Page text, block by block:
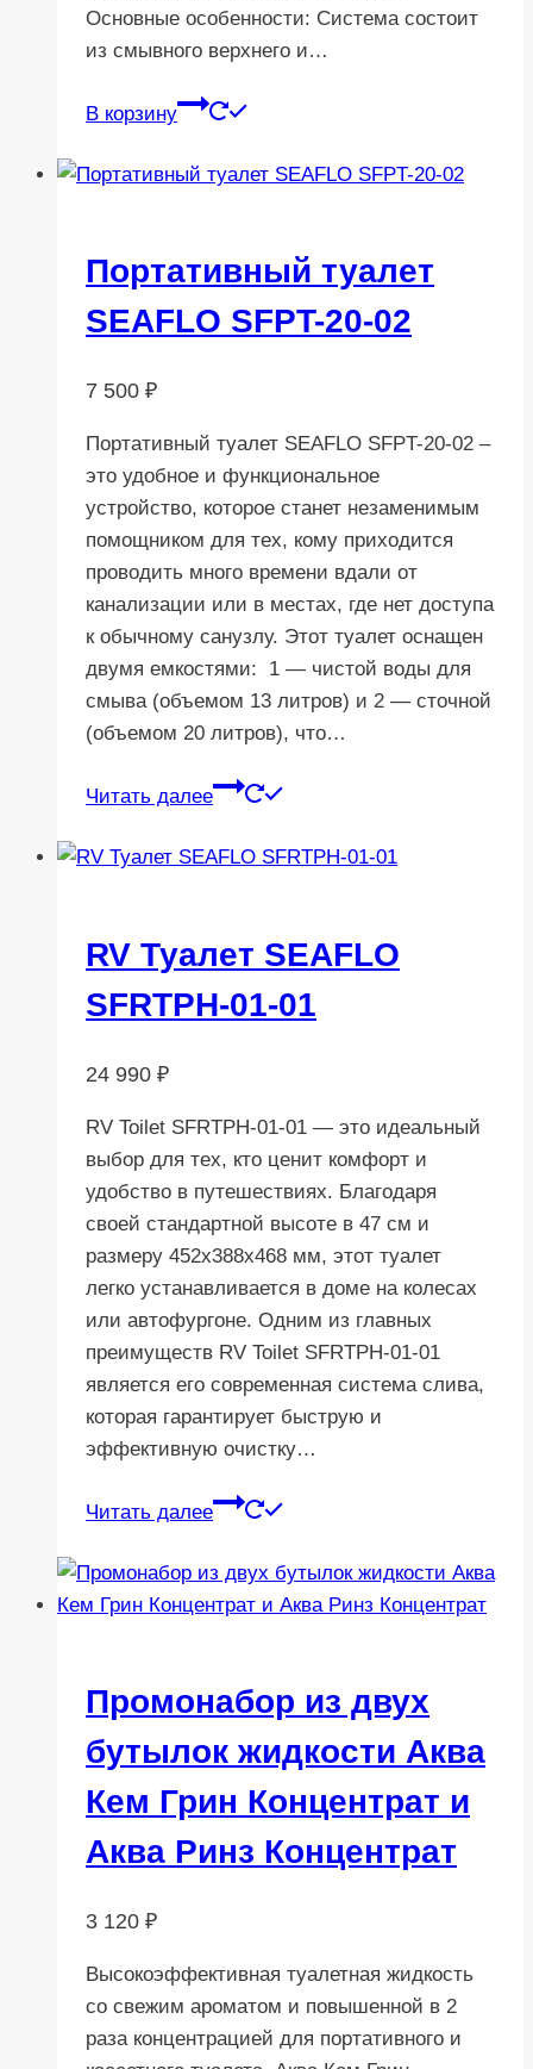
Основные особенности: Система состоит
из смывного верхнего и…
В корзину
Портативный туалет
SEAFLO SFPT-20-02
7 500 ₽
Портативный туалет SEAFLO SFPT-20-02 –
это удобное и функциональное
устройство, которое станет незаменимым
помощником для тех, кому приходится
проводить много времени вдали от
канализации или в местах, где нет доступа
к обычному санузлу. Этот туалет оснащен
двумя емкостями: 1 — чистой воды для
смыва (объемом 13 литров) и 2 — сточной
(объемом 20 литров), что…
Читать далее
RV Туалет SEAFLO
SFRTPH-01-01
24 990 ₽
RV Toilet SFRTPH-01-01 — это идеальный
выбор для тех, кто ценит комфорт и
удобство в путешествиях. Благодаря
своей стандартной высоте в 47 см и
размеру 452x388x468 мм, этот туалет
легко устанавливается в доме на колесах
или автофургоне. Одним из главных
преимуществ RV Toilet SFRTPH-01-01
является его современная система слива,
которая гарантирует быструю и
эффективную очистку…
Читать далее
Промонабор из двух
бутылок жидкости Аква
Кем Грин Концентрат и
Аква Ринз Концентрат
3 120 ₽
Высокоэффективная туалетная жидкость
со свежим ароматом и повышенной в 2
раза концентрацией для портативного и